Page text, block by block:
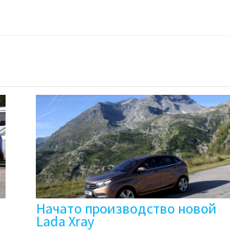
Начато производство новой
Lada Xray